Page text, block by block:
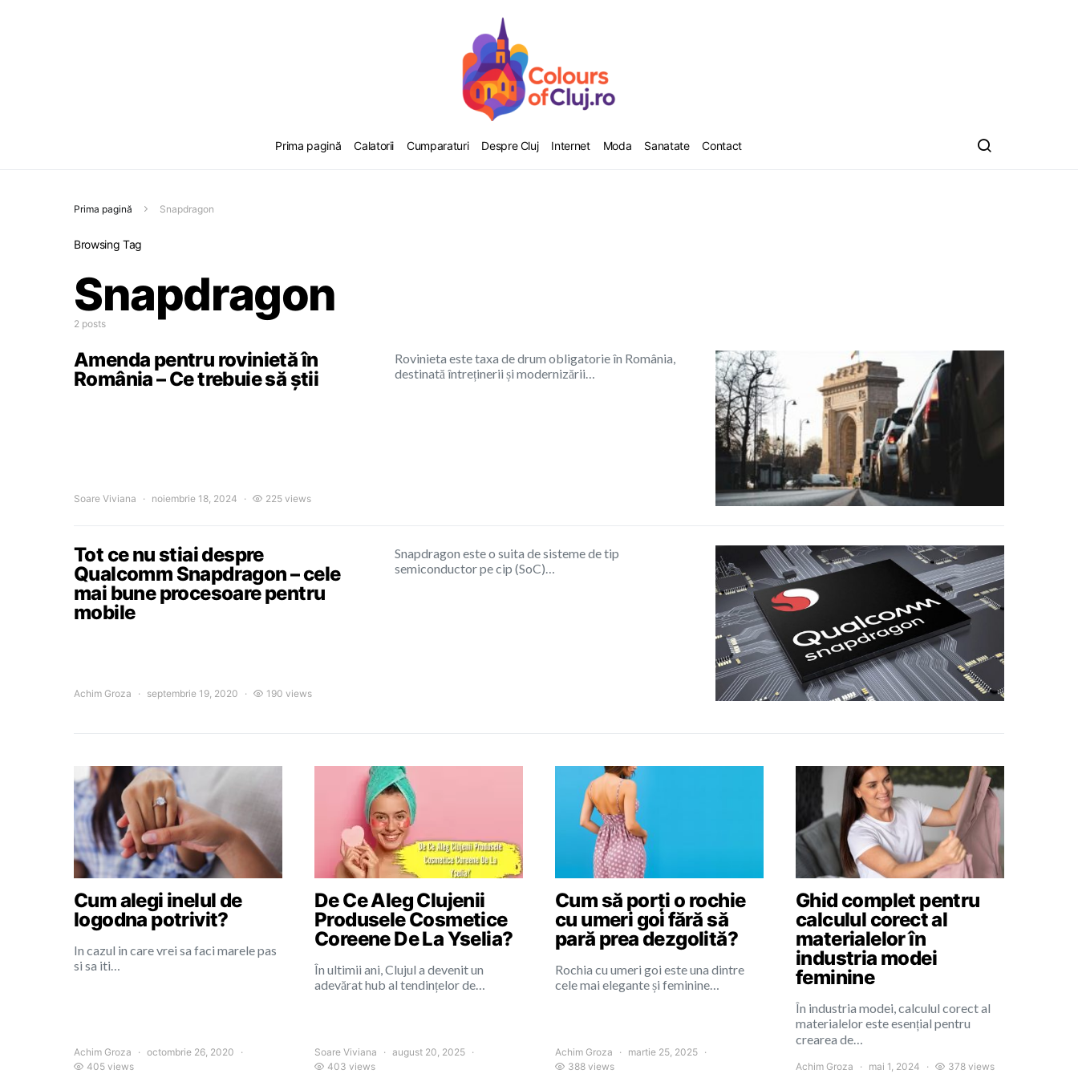
Prima pagină Calatorii Cumparaturi Despre Cluj Internet Moda Sanatate Contact
Prima pagină Snapdragon
Browsing Tag
Snapdragon
2 posts
Amenda pentru rovinietă în
România – Ce trebuie să știi
Rovinieta este taxa de drum obligatorie în România,
destinată întreținerii și modernizării…
Soare Viviana noiembrie 18, 2024 225 views
Tot ce nu stiai despre
Qualcomm Snapdragon – cele
mai bune procesoare pentru
mobile
Snapdragon este o suita de sisteme de tip
semiconductor pe cip (SoC)…
Achim Groza septembrie 19, 2020 190 views
Cum alegi inelul de
logodna potrivit?
In cazul in care vrei sa faci marele pas
si sa iti…
Achim Groza
octombrie 26, 2020
405 views
De Ce Aleg Clujenii
Produsele Cosmetice
Coreene De La Yselia?
În ultimii ani, Clujul a devenit un
adevărat hub al tendințelor de…
Soare Viviana
august 20, 2025
403 views
Cum să porți o rochie
cu umeri goi fără să
pară prea dezgolită?
Rochia cu umeri goi este una dintre
cele mai elegante și feminine…
Achim Groza
martie 25, 2025
388 views
Ghid complet pentru
calculul corect al
materialelor în
industria modei
feminine
În industria modei, calculul corect al
materialelor este esențial pentru
crearea de…
Achim Groza mai 1, 2024 378 views